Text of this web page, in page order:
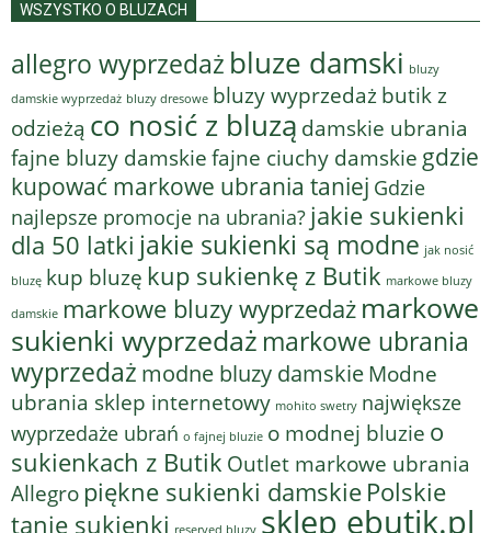
WSZYSTKO O BLUZACH
allegro wyprzedaż bluze damski bluzy
damskie wyprzedaż bluzy dresowe bluzy wyprzedaż butik z
odzieżą co nosić z bluzą damskie ubrania
fajne bluzy damskiefajne ciuchy damskie gdzie
kupować markowe ubrania taniej Gdzie
najlepsze promocje na ubrania? jakie sukienki
dla 50 latki jakie sukienki są modne jak nosić
bluzę kup bluzę kup sukienkę z Butik markowe bluzy
damskie markowe bluzy wyprzedaż markowe
sukienki wyprzedaż markowe ubrania
wyprzedaż modne bluzy damskie Modne
ubrania sklep internetowy mohito swetry największe
wyprzedaże ubrań o fajnej bluzie o modnej bluzie o
sukienkach z Butik Outlet markowe ubrania
Allegropiękne sukienki damskie Polskie
tanie sukienki
sklep ebutik.pl